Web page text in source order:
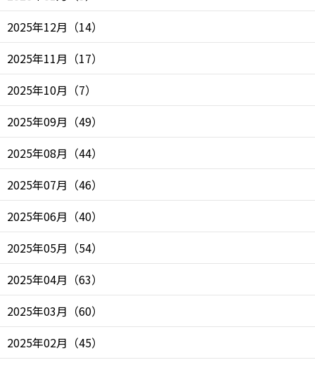
2025年12月 （14）
2025年11月 （17）
2025年10月 （7）
2025年09月 （49）
2025年08月 （44）
2025年07月 （46）
2025年06月 （40）
2025年05月 （54）
2025年04月 （63）
2025年03月 （60）
2025年02月 （45）